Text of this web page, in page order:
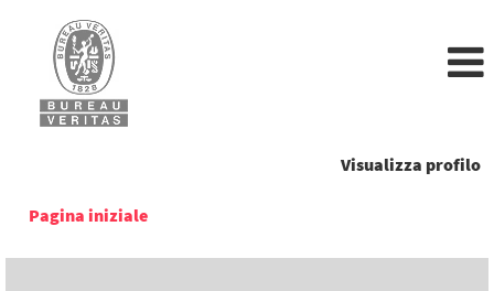
Visualizza profilo
Pagina iniziale